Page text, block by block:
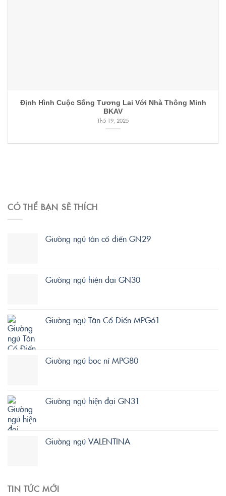
Định Hình Cuộc Sống Tương Lai Với Nhà Thông Minh
BKAV
Th5 19, 2025
CÓ THỂ BẠN SẼ THÍCH
Giường ngủ tân cổ điển GN29
Giường ngủ hiện đại GN30
Giường ngủ Tân Cổ Điển MPG61
Giường ngủ bọc nỉ MPG80
Giường ngủ hiện đại GN31
Giường ngủ VALENTINA
TIN TỨC MỚI